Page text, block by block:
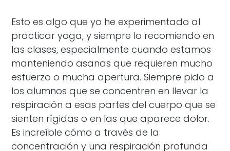
Esto es algo que yo he experimentado al
practicar yoga, y siempre lo recomiendo en
las clases, especialmente cuando estamos
manteniendo asanas que requieren mucho
esfuerzo o mucha apertura. Siempre pido a
los alumnos que se concentren en llevar la
respiración a esas partes del cuerpo que se
sienten rígidas o en las que aparece dolor.
Es increíble cómo a través de la
concentración y una respiración profunda